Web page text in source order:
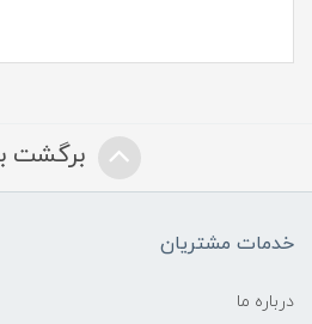
برگشت
خدمات مشتریان
درباره ما